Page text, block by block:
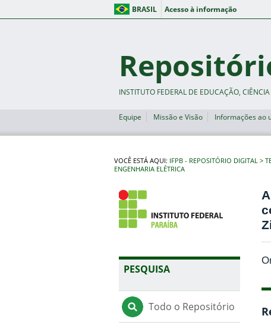
BRASIL Acesso à informação
INSTITUTO FEDERAL DE EDUCAÇÃO,
Equipe Missão e Visão Informações ao
VOCÊ ESTÁ AQUI: IFPB - REPOSITÓRIO DIGITAL
ENGENHARIA ELÉTRICA
PESQUISA
Todo o Repositório